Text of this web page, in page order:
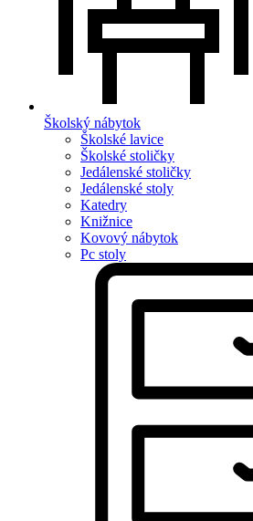
Školský nábytok
Školské lavice
Školské stoličky
Jedálenské stoličky
Jedálenské stoly
Katedry
Knižnice
Kovový nábytok
Pc stoly